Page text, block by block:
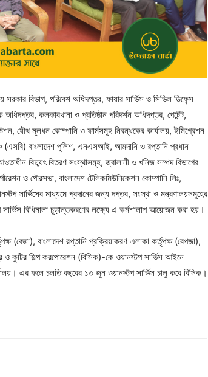
সরকার বিভাগ, পরিবেশ অধিদপ্তর, ফায়ার সার্ভিস ও সিভিল ডিফেন্স
কলকারখানা ও প্রতিষ্ঠান পরিদর্শন অধিদপ্তর, পেটেন্ট,
যৌথ মূলধন কোম্পানি ও ফার্মসমূহ নিবন্ধকের কার্যালয়, ইমিগ্রেশন
(এসবি) বাংলাদেশ পুলিশ, এনএসআই, আমদানি ও রপ্তানি প্রধান
বিদ্যুৎ বিতরণ সংস্থাসমূহ, জ্বালানী ও খনিজ সম্পদ বিভাগের
ও পৌরসভা, বাংলাদেশ টেলিকমিউনিকেশন কোম্পানি লিঃ,
সার্ভিসের মাধ্যমে প্রদানের জন্য দপ্তর, সংস্থা ও মন্ত্রণালয়সমূহের
বিধিমালা চূড়ান্তকরণের লক্ষ্যে এ কর্মশালাপ আয়োজন করা হয়।
(বেজা), বাংলাদেশ রপ্তানি প্রক্রিয়াকরণ এলাকা কর্তৃপক্ষ (বেপজা),
ও কুটির শিল্প করপোরেশন (বিসিক)-কে ওয়ানস্টপ সার্ভিস আইনে
এর ফলে চলতি বছরের ১৩ জুন ওয়ানস্টপ সার্ভিস চালু করে বিসিক।